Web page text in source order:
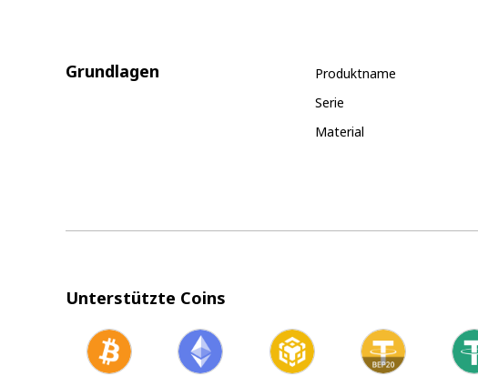
Grundlagen
Produktname
Serie
Material
Unterstützte Coins